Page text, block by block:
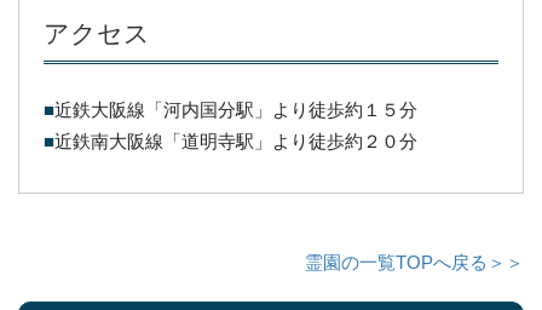
アクセス
■近鉄大阪線「河内国分駅」より徒歩約１５分
■近鉄南大阪線「道明寺駅」より徒歩約２０分
霊園の一覧TOPへ戻る＞＞